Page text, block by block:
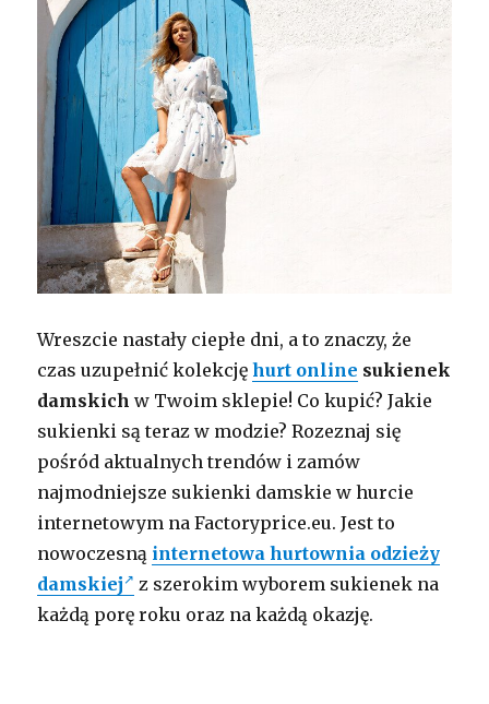
Wreszcie nastały ciepłe dni, a to znaczy, że
czas uzupełnić kolekcjęhurt online sukienek
damskich w Twoim sklepie! Co kupić? Jakie
sukienki są teraz w modzie? Rozeznaj się
pośród aktualnych trendów i zamów
najmodniejsze sukienki damskie w hurcie
internetowym na Factoryprice.eu. Jest to
nowoczesną internetowa hurtownia odzieży
damskiej
z szerokim wyborem sukienek na
każdą porę roku oraz na każdą okazję.